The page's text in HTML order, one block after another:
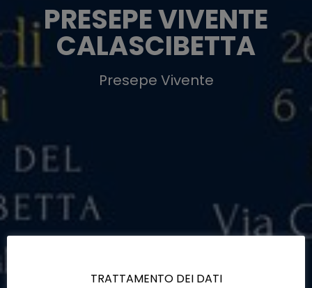
PRESEPE VIVENTE
CALASCIBETTA
Presepe Vivente
TRATTAMENTO DEI DATI